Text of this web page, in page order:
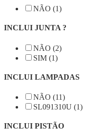
NÃO (1)
INCLUI JUNTA ?
NÃO (2)
SIM (1)
INCLUI LAMPADAS
NÃO (11)
SL091310U (1)
INCLUI PISTÃO